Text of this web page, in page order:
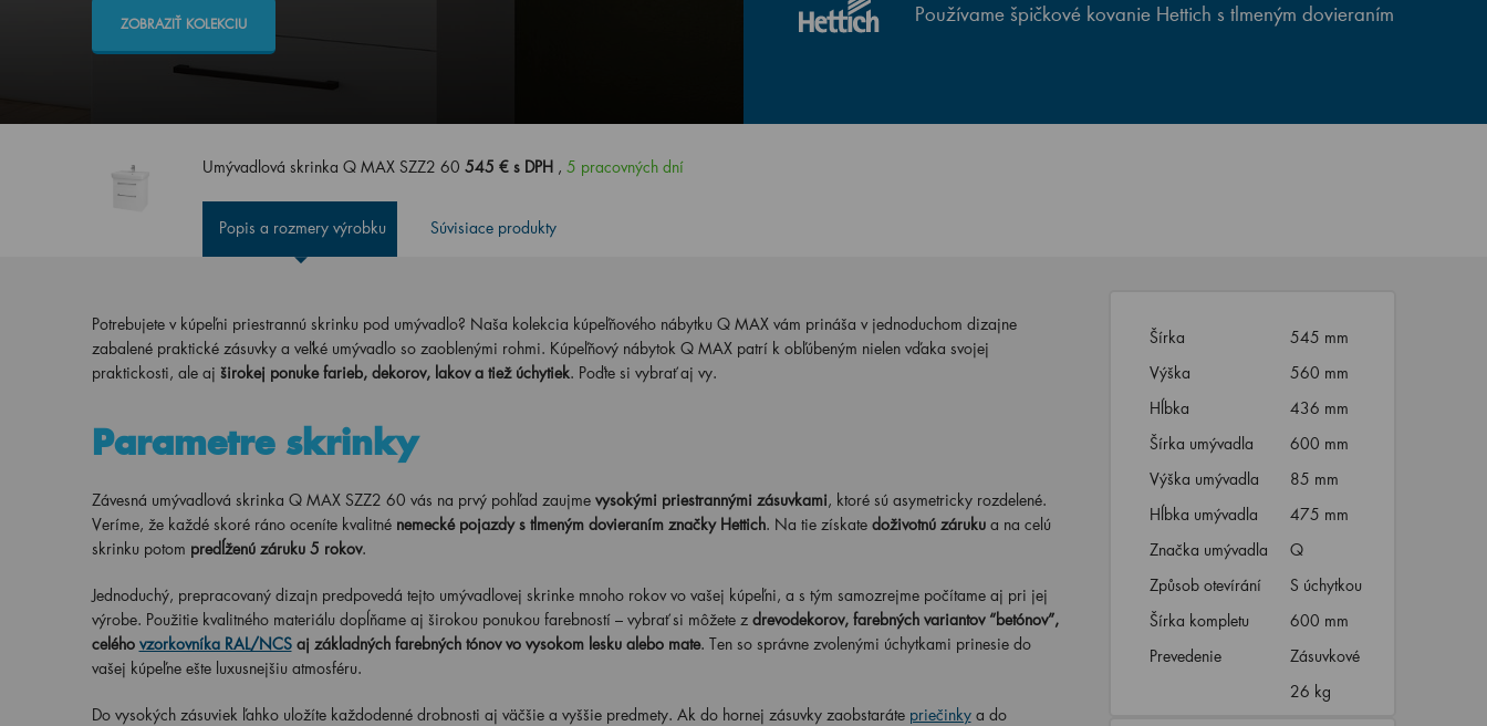
ZOBRAZIŤ KOLEKCIU Používame špičkové kovanie Hettich s tlmeným dovieraním
Umývadlová skrinka Q MAX SZZ2 60545 € s DPH ,5 pracovných dní
Popis a rozmery výrobku Súvisiace produkty
Potrebujete v kúpeľni priestrannú skrinku pod umývadlo? Naša kolekcia kúpeľňového nábytku Q MAX vám prináša v jednoduchom dizajne
zabalené praktické zásuvky a veľké umývadlo so zaoblenými rohmi. Kúpeľňový nábytok Q MAX patrí k obľúbeným nielen vďaka svojej
praktickosti, ale aj širokej ponuke farieb, dekorov, lakov a tiež úchytiek. Poďte si vybrať aj vy.
Parametre skrinky
Závesná umývadlová skrinka Q MAX SZZ2 60 vás na prvý pohľad zaujme vysokými priestrannými zásuvkami, ktoré sú asymetricky rozdelené.
Veríme, že každé skoré ráno oceníte kvalitné nemecké pojazdy s tlmeným dovieraním značky Hettich. Na tie získate doživotnú záruku a na celú
skrinku potom predĺženú záruku 5 rokov.
Jednoduchý, prepracovaný dizajn predpovedá tejto umývadlovej skrinke mnoho rokov vo vašej kúpeľni, a s tým samozrejme počítame aj pri jej
výrobe. Použitie kvalitného materiálu dopĺňame aj širokou ponukou farebností – vybrať si môžete z drevodekorov, farebných variantov “betónov”,
celého vzorkovníka RAL/NCSaj základných farebných tónov vo vysokom lesku alebo mate. Ten so správne zvolenými úchytkami prinesie do
vašej kúpeľne ešte luxusnejšiu atmosféru.
Do vysokých zásuviek ľahko uložíte každodenné drobnosti aj väčšie a vyššie predmety. Ak do hornej zásuvky zaobstaráte priečinkya do
Šírka
545 mm
Výška
560 mm
Hĺbka
436 mm
Šírka umývadla
600 mm
Výška umývadla
85 mm
Hĺbka umývadla
475 mm
Značka umývadla
Q
Způsob otevírání
S úchytkou
Šírka kompletu
600 mm
Prevedenie
Zásuvkové
26 kg